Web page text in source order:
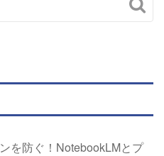
を防ぐ！NotebookLMとプ